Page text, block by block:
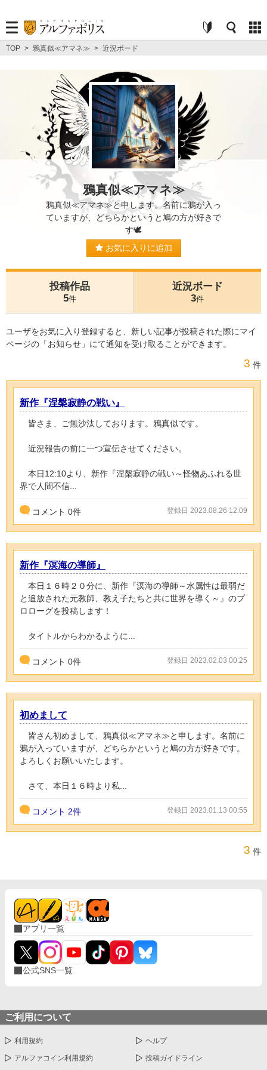
TOP > 鴉真似≪アマネ≫ > 近況ボード
鴉真似≪アマネ≫
鴉真似≪アマネ≫と申します。名前に鴉が入っ
ていますが、どちらかというと鳩の方が好きで
す🕊
お気に入りに追加
投稿作品
5件
近況ボード
3件
ユーザをお気に入り登録すると、新しい記事が投稿された際にマイ
ページの「お知らせ」にて通知を受け取ることができます。
3 件
新作『涅槃寂静の戦い』
皆さま、ご無沙汰しております。鴉真似です。
近況報告の前に一つ宣伝させてください。
本日12:10より、新作『涅槃寂静の戦い～怪物あふれる世
界で人間不信...
コメント 0件 登録日 2023.08.26 12:09
新作『溟海の導師』
本日１６時２０分に、新作『溟海の導師～水属性は最弱だ
と追放された元教師、教え子たちと共に世界を導く～』のプ
ロローグを投稿します！
タイトルからわかるように...
コメント 0件 登録日 2023.02.03 00:25
初めまして
皆さん初めまして、鴉真似≪アマネ≫と申します。名前に
鴉が入っていますが、どちらかというと鳩の方が好きです。
よろしくお願いいたします。
さて、本日１６時より私...
コメント 2件 登録日 2023.01.13 00:55
3 件
アプリ一覧
公式SNS一覧
ご利用について
利用規約 ヘルプ
アルファコイン利用規約 投稿ガイドライン